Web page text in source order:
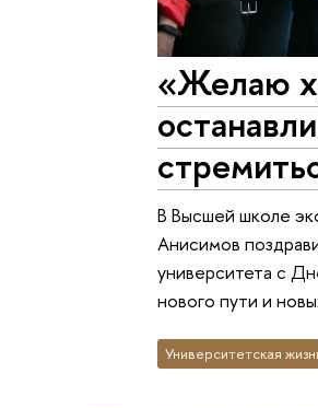
«Желаю
В Высшей школе
Анисимов
университета с
нового пути и
Университетская